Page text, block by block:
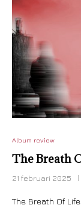
Album review
The Breath
21 februari 2025
The Breath Of